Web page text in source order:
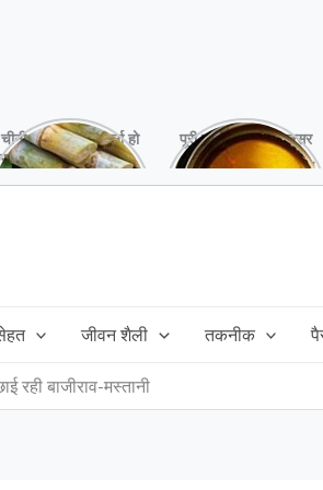
चीनी को कर दें ना, वर्ना हो
सकता है बहुत बड़ा नुक्सान
पूरी बनाने के बाद, अक्सर
तेल बच जाता है,ऐसे में
जीवन शैली तकनीक
रही बाजीराव-मस्तानी